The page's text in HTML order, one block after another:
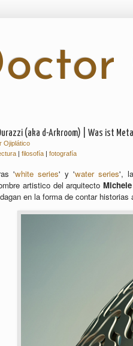
(aka d-Arkroom) | Was ist
Ojiplático
| filosofía | fotografía
'white series' y 'water series',
artistico del arquitecto
en la forma de contar